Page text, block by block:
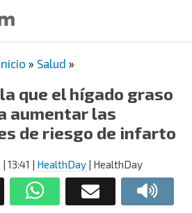
» Salud »
que el hígado graso
aumentar las
de riesgo de infarto
| 13:41 | HealthDay | HealthDay